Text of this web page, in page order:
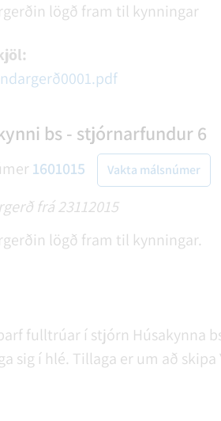
lögð fram til kynningar
bs - stjórnarfundur 6
1601015 Vakta málsnúmer
frá 23112015
lögð fram til kynningar.
fulltrúar í stjórn Húsakynna
sig í hlé. Tillaga er um að